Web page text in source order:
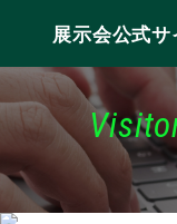
展示会公式サ